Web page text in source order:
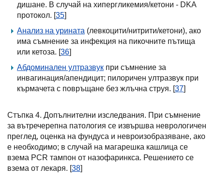
дишане. В случай на хипергликемия/кетони - DKA
протокол. [35]
Анализ на урината (левкоцити/нитрити/кетони), ако
има съмнение за инфекция на пикочните пътища
или кетоза. [36]
Абдоминален ултразвук при съмнение за
инвагинация/апендицит; пилоричен ултразвук при
кърмачета с повръщане без жлъчна струя. [37]
Стъпка 4. Допълнителни изследвания. При съмнение
за вътречерепна патология се извършва неврологичен
преглед, оценка на фундуса и невроизобразяване, ако
е необходимо; в случай на магарешка кашлица се
взема PCR тампон от назофаринкса. Решението се
взема от лекаря. [38]